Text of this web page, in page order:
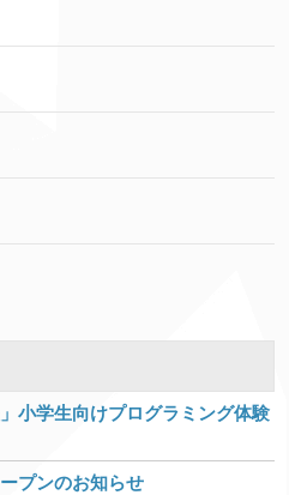
小学生向けプログラミング体験
プンのお知らせ